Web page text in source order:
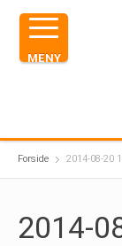
Forside 2014-08-20
2014-
MENY